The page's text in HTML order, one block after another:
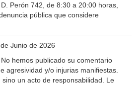
Perón 742, de 8:30 a 20:00 horas,
pública que considere
Junio de 2026
hemos publicado su comentario
agresividad y/o injurias manifiestas.
un acto de responsabilidad. Le